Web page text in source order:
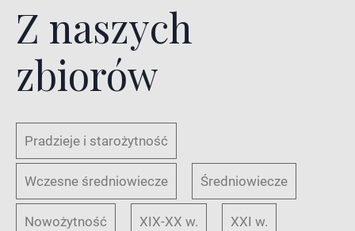
Z naszych
zbiorów
Pradzieje i starożytność
Wczesne średniowiecze Średniowiecze
Nowożytność XIX-XX w. XXI w.